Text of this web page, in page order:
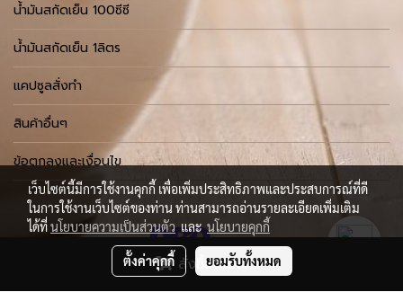
สั่งซื้อสินค้า
น้ำมันสกัดเย็น 100ซีซี
น้ำมันสกัดเย็น 1ลิตร
แคปซูลสั่งทำ
สินค้าอื่นๆ
ข้อตกลงและเงื่อนไข
เว็บไซต์นี้มีการใช้งานคุกกี้ เพื่อเพิ่มประสิทธิภาพและประสบการณ์ที่ดี
ในการใช้งานเว็บไซต์ของท่าน ท่านสามารถอ่านรายละเอียดเพิ่มเติม
ได้ที่นโยบายความเป็นส่วนตัวและนโยบายคุกกี้
ตั้งค่าคุกกี้ ยอมรับทั้งหมด